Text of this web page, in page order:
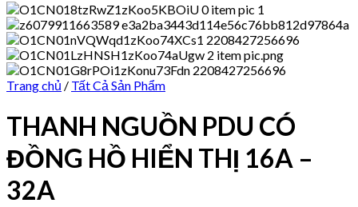
Trang chủ / Tất Cả Sản Phẩm
THANH NGUỒN PDU CÓ
ĐỒNG HỒ HIỂN THỊ 16A –
32A